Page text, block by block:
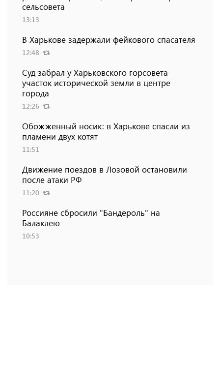
сельсовета
13:13
В Харькове задержали фейкового спасателя
12:48
Суд забрал у Харьковского горсовета
участок исторической земли в центре
города
12:26
Обожженный носик: в Харькове спасли из
пламени двух котят
11:51
Движение поездов в Лозовой остановили
после атаки РФ
11:20
Россияне сбросили "Бандероль" на
Балаклею
10:53